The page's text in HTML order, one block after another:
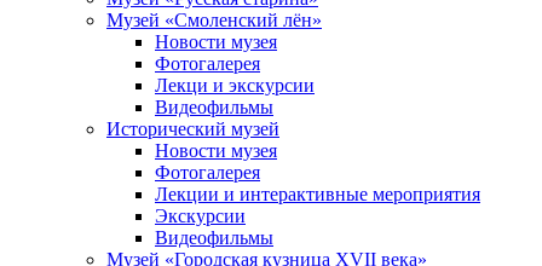
Музей «Смоленский лён»
Новости музея
Фотогалерея
Лекци и экскурсии
Видеофильмы
Исторический музей
Новости музея
Фотогалерея
Лекции и интерактивные мероприятия
Экскурсии
Видеофильмы
Музей «Городская кузница XVII века»